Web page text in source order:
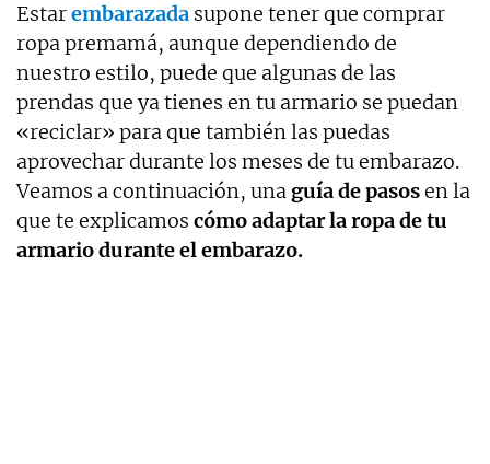
Estarembarazada supone tener que comprar
ropa premamá, aunque dependiendo de
nuestro estilo, puede que algunas de las
prendas que ya tienes en tu armario se puedan
«reciclar» para que también las puedas
aprovechar durante los meses de tu embarazo.
Veamos a continuación, una guía de pasosen la
que te explicamos cómo adaptar la ropa de tu
armario durante el embarazo.